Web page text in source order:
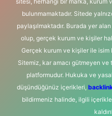
bulunmamaktadır. Sitede
paylaşılmaktadır. Burada yer
olup, gerçek kurum ve kişiler
Gerçek kurum ve kişiler ile
Sitemiz, kar amacı gütmeyen
platformudur. Hukuka ve
düşündüğünüz içerikleri,
bildirmeniz halinde, ilgili